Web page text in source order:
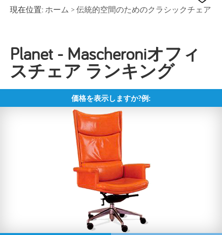
現在位置: ホーム > 伝統的空間のためのクラシックチェア
Planet - Mascheroniオフィ
スチェア ランキング
価格を表示しますか?例: